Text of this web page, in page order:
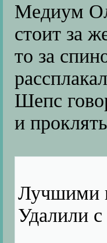
Медиум
стоит за
то за
Шепс
и
Лучшими
Удалили